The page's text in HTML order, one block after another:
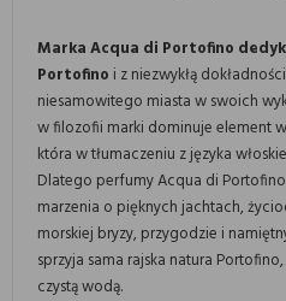
Marka Acqua di Portofino
Portofino i z niezwykłą
niesamowitego miasta w swoich
w filozofii marki dominuje element
która w tłumaczeniu z języka
Dlatego perfumy Acqua di
marzenia o pięknych jachtach,
morskiej bryzy, przygodzie i
sprzyja sama rajska natura
czystą wodą.